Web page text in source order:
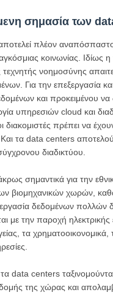
σημασία των
πλέον
κοινωνίας. Ιδίως η
νοημοσύνης
Για την επεξεργασία
και προκειμένου να
υπηρεσιών cloud και
πρέπει να
τα data centers
διαδικτύου.
σημαντικά για την
βιομηχανικών χωρών,
δεδομένων πολλών
με την παροχή ηλεκτρικής
τα χρηματοοικονομικά,
data centers
της χώρας και